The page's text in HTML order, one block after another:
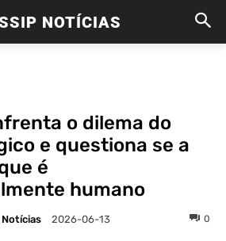
NOTÍCIAS
o dilema do
e questiona se a
é
humano
Notícias 2026-06-13 0